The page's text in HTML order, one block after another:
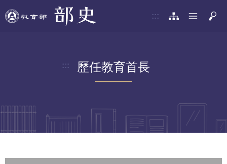
:::
::: 歷任教育首長